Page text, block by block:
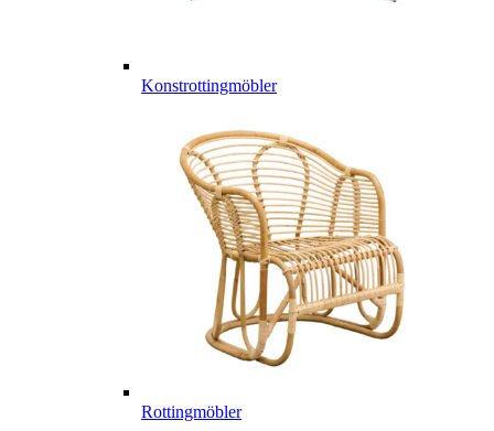
Konstrottingmöbler
Rottingmöbler